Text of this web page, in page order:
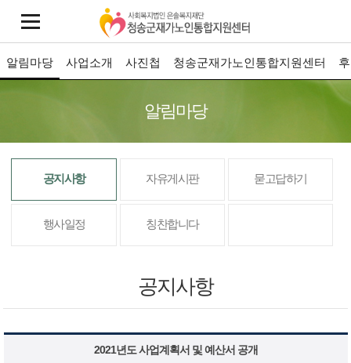
알림마당 사업소개 사진첩 청송군재가노인통합지원센터
알림마당
공지사항 자유게시판 묻고답하기
행사일정 칭찬합니다
공지사항
2021년도 사업계획서 및 예산서 공개